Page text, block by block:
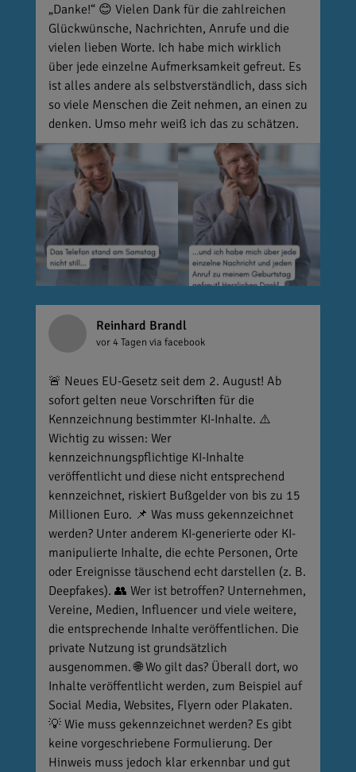
„Danke!“ 😊 Vielen Dank für die zahlreichen
Glückwünsche, Nachrichten, Anrufe und die
vielen lieben Worte. Ich habe mich wirklich
über jede einzelne Aufmerksamkeit gefreut. Es
ist alles andere als selbstverständlich, dass sich
so viele Menschen die Zeit nehmen, an einen zu
denken. Umso mehr weiß ich das zu schätzen.
Reinhard Brandl
vor 4 Tagen via facebook
🚨 Neues EU-Gesetz seit dem 2. August! Ab
sofort gelten neue Vorschriften für die
Kennzeichnung bestimmter KI-Inhalte. ⚠️
Wichtig zu wissen: Wer
kennzeichnungspflichtige KI-Inhalte
veröffentlicht und diese nicht entsprechend
kennzeichnet, riskiert Bußgelder von bis zu 15
Millionen Euro. 📌 Was muss gekennzeichnet
werden? Unter anderem KI-generierte oder KI-
manipulierte Inhalte, die echte Personen, Orte
oder Ereignisse täuschend echt darstellen (z. B.
Deepfakes). 👥 Wer ist betroffen? Unternehmen,
Vereine, Medien, Influencer und viele weitere,
die entsprechende Inhalte veröffentlichen. Die
private Nutzung ist grundsätzlich
ausgenommen. 🌐 Wo gilt das? Überall dort, wo
Inhalte veröffentlicht werden, zum Beispiel auf
Social Media, Websites, Flyern oder Plakaten.
💡 Wie muss gekennzeichnet werden? Es gibt
keine vorgeschriebene Formulierung. Der
Hinweis muss jedoch klar erkennbar und gut